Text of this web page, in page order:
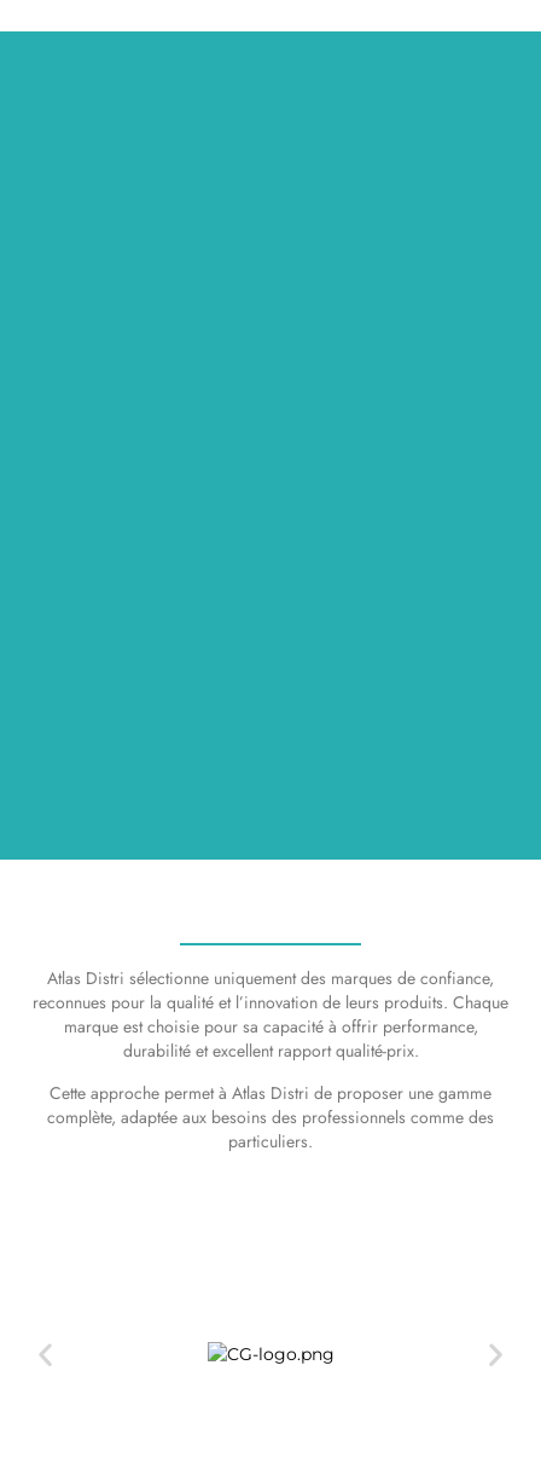
Atlas Distri sélectionne uniquement des marques de confiance,
reconnues pour la qualité et l’innovation de leurs produits. Chaque
marque est choisie pour sa capacité à offrir performance,
durabilité et excellent rapport qualité-prix.
Cette approche permet à Atlas Distri de proposer une gamme
complète, adaptée aux besoins des professionnels comme des
particuliers.